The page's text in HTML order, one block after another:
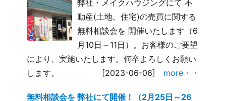
弊社・メイクハウジングにて 不
動産(土地、住宅)の売買に関する
無料相談会を 開催いたします（6
月10日～11日）。お客様のご要望
により、実施いたします。何卒よろしくお願い
します。
[2023-06-06] more・・
無料相談会を 弊社にて開催！（2月25日～26